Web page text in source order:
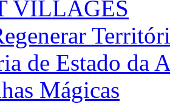
VILLAGES
de Estado da
Mágicas